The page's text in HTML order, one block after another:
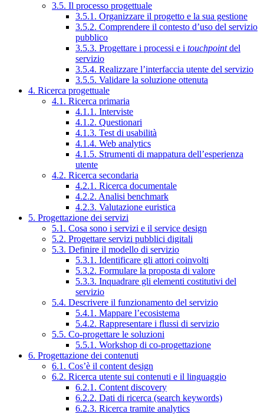
3.5. Il processo progettuale
3.5.1. Organizzare il progetto e la sua gestione
3.5.2. Comprendere il contesto d’uso del servizio
pubblico
3.5.3. Progettare i processi e i touchpointdel
servizio
3.5.4. Realizzare l’interfaccia utente del servizio
3.5.5. Validare la soluzione ottenuta
4. Ricerca progettuale
4.1. Ricerca primaria
4.1.1. Interviste
4.1.2. Questionari
4.1.3. Test di usabilità
4.1.4. Web analytics
4.1.5. Strumenti di mappatura dell’esperienza
utente
4.2. Ricerca secondaria
4.2.1. Ricerca documentale
4.2.2. Analisi benchmark
4.2.3. Valutazione euristica
5. Progettazione dei servizi
5.1. Cosa sono i servizi e il service design
5.2. Progettare servizi pubblici digitali
5.3. Definire il modello di servizio
5.3.1. Identificare gli attori coinvolti
5.3.2. Formulare la proposta di valore
5.3.3. Inquadrare gli elementi costitutivi del
servizio
5.4. Descrivere il funzionamento del servizio
5.4.1. Mappare l’ecosistema
5.4.2. Rappresentare i flussi di servizio
5.5. Co-progettare le soluzioni
5.5.1. Workshop di co-progettazione
6. Progettazione dei contenuti
6.1. Cos’è il content design
6.2. Ricerca utente sui contenuti e il linguaggio
6.2.1. Content discovery
6.2.2. Dati di ricerca (search keywords)
6.2.3. Ricerca tramite analytics